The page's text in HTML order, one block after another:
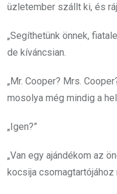
üzletember szállt ki, és
„Segíthetünk önnek,
de kíváncsian.
„Mr. Cooper? Mrs.
mosolya még mindig a
„Igen?”
„Van egy ajándékom az
kocsija csomagtartójához